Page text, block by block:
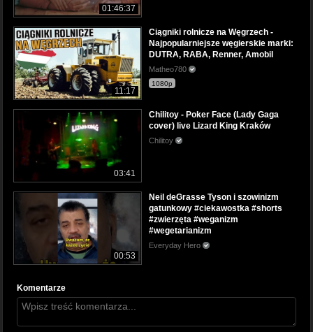
01:46:37
11:17
Ciągniki rolnicze na Węgrzech -
Najpopularniejsze węgierskie marki:
DUTRA, RABA, Renner, Amobil
Matheo780
1080p
03:41
Chilitoy - Poker Face (Lady Gaga
cover) live Lizard King Kraków
Chilitoy
00:53
Neil deGrasse Tyson i szowinizm
gatunkowy #ciekawostka #shorts
#zwierzęta #weganizm
#wegetarianizm
Everyday Hero
Komentarze